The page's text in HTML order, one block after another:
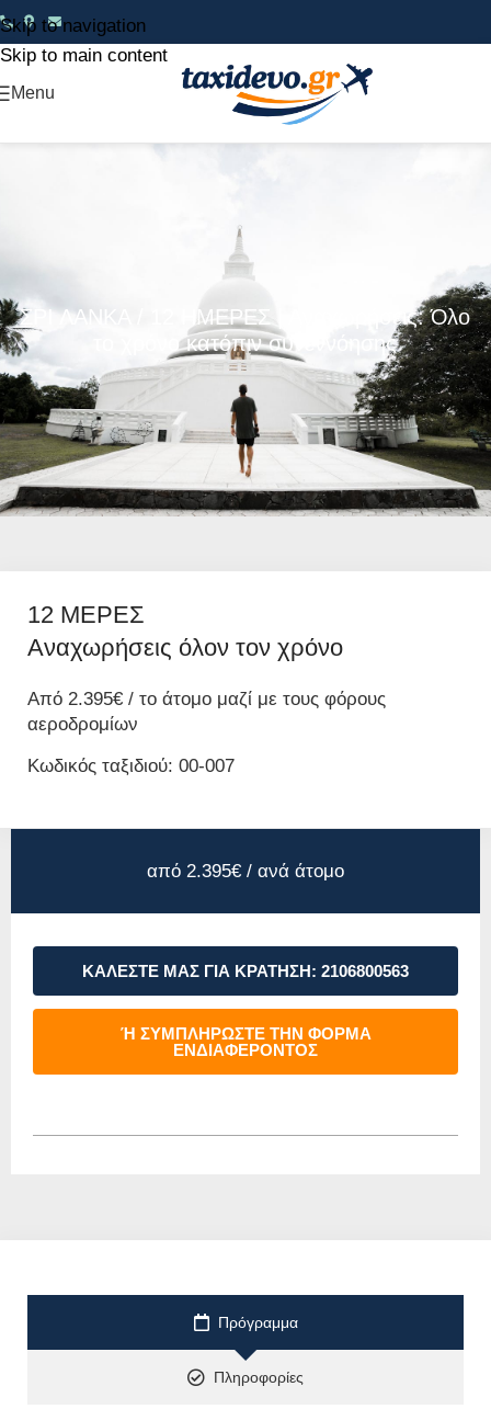
Skip to navigation
Skip to main content
Menu
ΣΡΙ ΛΑΝΚΑ / 12 ΗΜΕΡΕΣ | Αναχωρήσεις: Όλο
το χρόνο κατόπιν συνεννόησης
12 ΜΕΡΕΣ
Αναχωρήσεις όλον τον χρόνο
Από 2.395€ / το άτομο μαζί με τους φόρους
αεροδρομίων
Κωδικός ταξιδιού: 00-007
από 2.395€ / ανά άτομο
ΚΑΛΕΣΤΕ ΜΑΣ ΓΙΑ ΚΡΑΤΗΣΗ: 2106800563
Ή ΣΥΜΠΛΗΡΩΣΤΕ ΤΗΝ ΦΟΡΜΑ
ΕΝΔΙΑΦΕΡΟΝΤΟΣ
Πρόγραμμα
Πληροφορίες